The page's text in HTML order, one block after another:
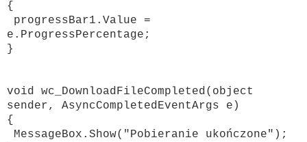
{
progressBar1.Value =
e.ProgressPercentage;
}
void wc_DownloadFileCompleted(object
sender, AsyncCompletedEventArgs e)
{
MessageBox.Show("Pobieranie ukończone");